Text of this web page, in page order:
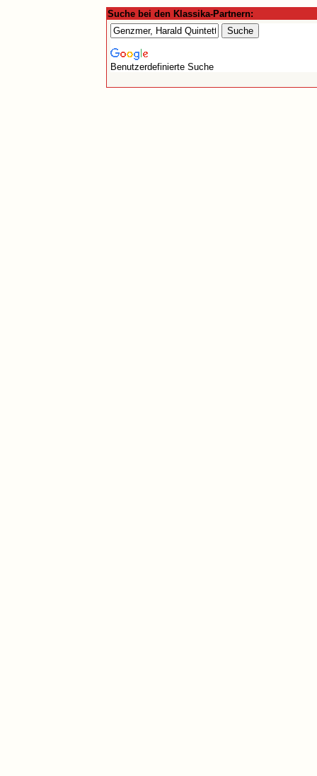
Suche bei den Klassika-Partnern:
Benutzerdefinierte Suche